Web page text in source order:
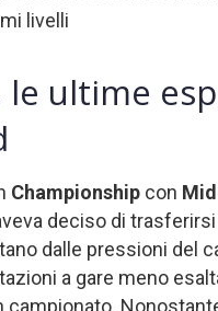
livelli
ultime
Championship con
deciso di trasferirsi
dalle pressioni del
a gare meno
campionato.